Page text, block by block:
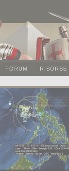
FORUM RISORSE